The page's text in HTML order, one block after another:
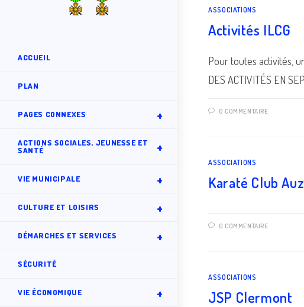
ACCUEIL
PLAN
PAGES CONNEXES
ACTIONS SOCIALES, JEUNESSE ET
SANTÉ
VIE MUNICIPALE
CULTURE ET LOISIRS
DÉMARCHES ET SERVICES
SÉCURITÉ
VIE ÉCONOMIQUE
ASSOCIATIONS
Activités ILCG
Pour toutes activités,
DES ACTIVITÉS EN
0 COMMENTAIRE
ASSOCIATIONS
Karaté Club
0 COMMENTAIRE
ASSOCIATIONS
JSP Clermont